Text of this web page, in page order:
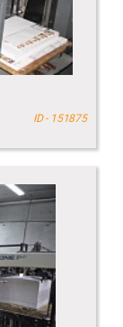
ID - 151875